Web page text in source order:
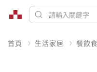
首頁 生活家居 餐飲